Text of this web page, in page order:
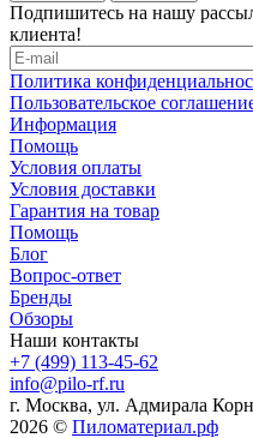
Подпишитесь на нашу
клиента!
Политика
Пользовательское
Информация
Помощь
Условия оплаты
Условия доставки
Гарантия на товар
Помощь
Блог
Вопрос-ответ
Бренды
Обзоры
Наши контакты
+7 (499) 113-45-62
info@pilo-rf.ru
г. Москва, ул. Адмирала
2026 © Пиломатериал.рф